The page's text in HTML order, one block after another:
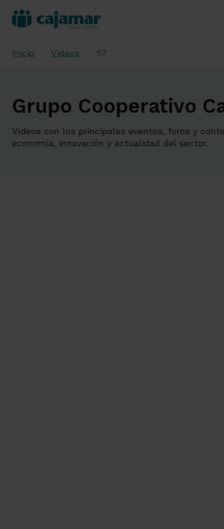
Inicio Videos 57
Grupo Cooperativo
Vídeos con los principales eventos, foros y
economía, innovación y actualidad del sector.